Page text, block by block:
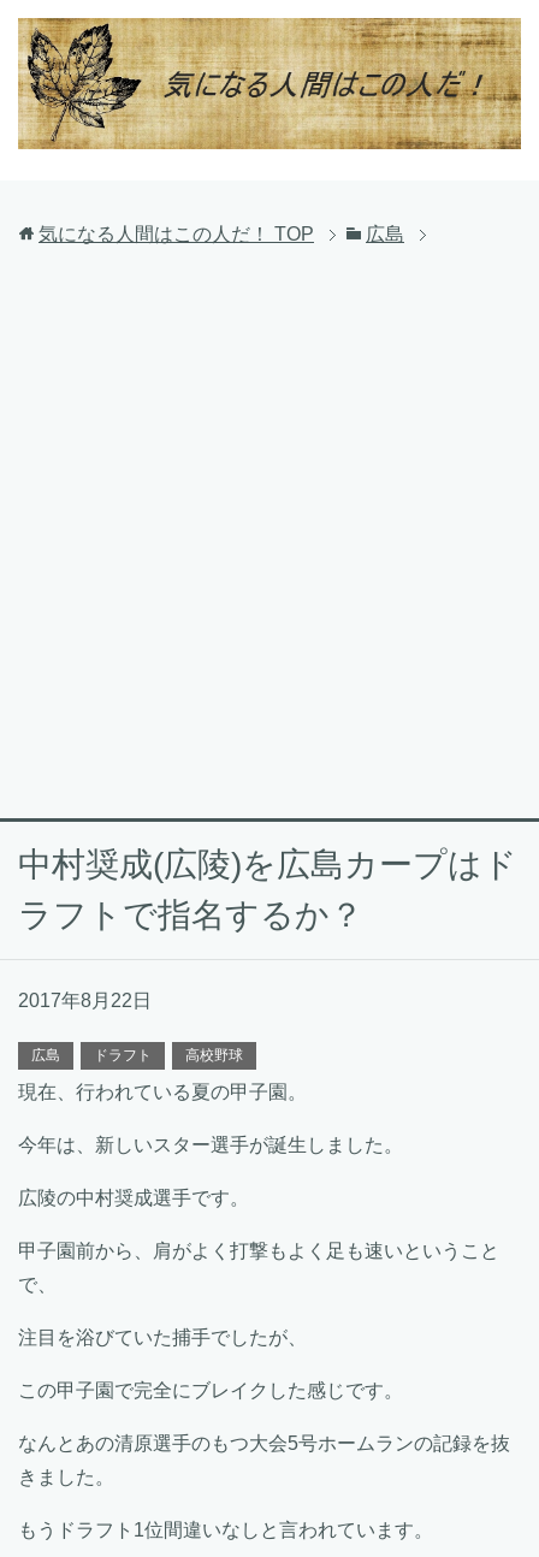
気になる人間はこの人だ！ TOP 広島
中村奨成(広陵)を広島カープはド
ラフトで指名するか？
2017年8月22日
広島 ドラフト 高校野球
現在、行われている夏の甲子園。
今年は、新しいスター選手が誕生しました。
広陵の中村奨成選手です。
甲子園前から、肩がよく打撃もよく足も速いということ
で、
注目を浴びていた捕手でしたが、
この甲子園で完全にブレイクした感じです。
なんとあの清原選手のもつ大会5号ホームランの記録を抜
きました。
もうドラフト1位間違いなしと言われています。